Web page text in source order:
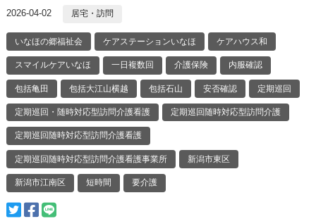
2026-04-02 居宅・訪問
いなほの郷福祉会 ケアステーションいなほ ケアハウス和
スマイルケアいなほ 一日複数回 介護保険 内服確認
包括亀田 包括大江山横越 包括石山 安否確認 定期巡回
定期巡回・随時対応型訪問介護看護 定期巡回随時対応型訪問介護
定期巡回随時対応型訪問介護看護
定期巡回随時対応型訪問介護看護事業所 新潟市東区
新潟市江南区 短時間 要介護